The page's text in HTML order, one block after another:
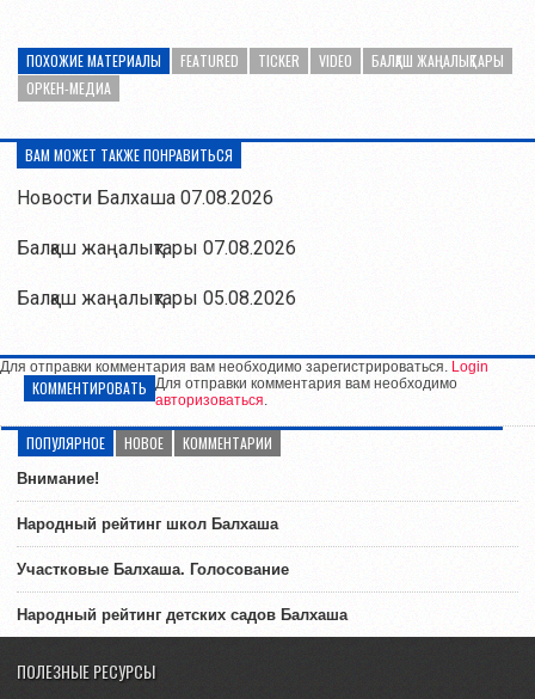
ПОХОЖИЕ МАТЕРИАЛЫ FEATURED TICKER VIDEO
БАЛҚАШ ЖАҢАЛЫҚТАРЫ
ОРКЕН-МЕДИА
ВАМ МОЖЕТ ТАКЖЕ ПОНРАВИТЬСЯ
Новости Балхаша 07.08.2026
Балқаш жаңалықтары 07.08.2026
Балқаш жаңалықтары 05.08.2026
Для отправки комментария вам необходимо зарегистрироваться. Login
КОММЕНТИРОВАТЬ Для отправки комментария вам необходимо
авторизоваться.
ПОПУЛЯРНОЕ НОВОЕ КОММЕНТАРИИ
Внимание!
Народный рейтинг школ Балхаша
Участковые Балхаша. Голосование
Народный рейтинг детских садов Балхаша
ПОЛЕЗНЫЕ РЕСУРСЫ